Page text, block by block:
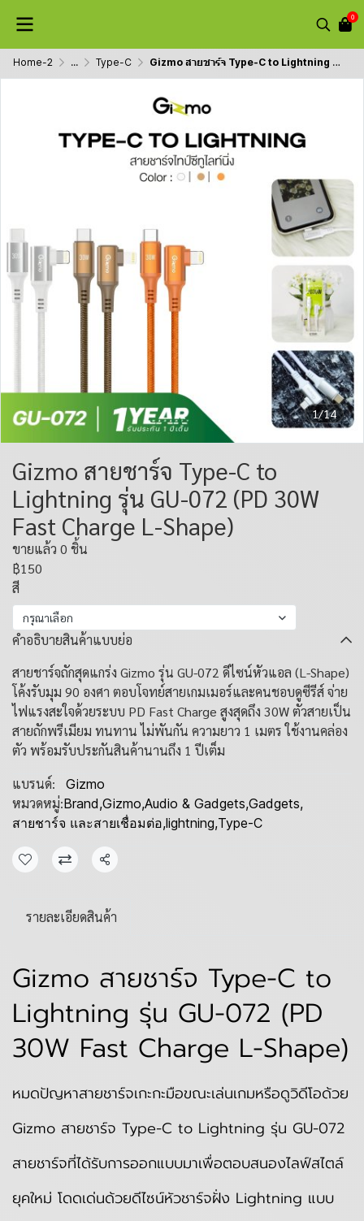
0
Home-2 ... Type-C Gizmo สายชาร์จ Type-C to Lightning รุ่น GU-072 (PD 30W Fast Charge L-Shape)
1/14
Gizmo สายชาร์จ Type-C to
Lightning รุ่น GU-072 (PD 30W
Fast Charge L-Shape)
ขายแล้ว 0 ชิ้น
฿150
สี
กรุณาเลือก
คำอธิบายสินค้าแบบย่อ
สายชาร์จถักสุดแกร่ง Gizmo รุ่น GU-072 ดีไซน์หัวแอล (L-Shape)
โค้งรับมุม 90 องศา ตอบโจทย์สายเกมเมอร์และคนชอบดูซีรีส์ จ่าย
ไฟแรงสะใจด้วยระบบ PD Fast Charge สูงสุดถึง 30W ตัวสายเป็น
สายถักพรีเมียม ทนทาน ไม่พันกัน ความยาว 1 เมตร ใช้งานคล่อง
ตัว พร้อมรับประกันสินค้านานถึง 1 ปีเต็ม
แบรนด์:
Gizmo
หมวดหมู่:Brand,Gizmo,Audio & Gadgets,Gadgets,
สายชาร์จ และสายเชื่อมต่อ,lightning,Type-C
แชร์
รายละเอียดสินค้า
Gizmo สายชาร์จ Type-C to
Lightning รุ่น GU-072 (PD
30W Fast Charge L-Shape)
หมดปัญหาสายชาร์จเกะกะมือขณะเล่นเกมหรือดูวิดีโอด้วย
Gizmo สายชาร์จ Type-C to Lightning รุ่น GU-072
สายชาร์จที่ได้รับการออกแบบมาเพื่อตอบสนองไลฟ์สไตล์
ยุคใหม่ โดดเด่นด้วยดีไซน์หัวชาร์จฝั่ง Lightning แบบ